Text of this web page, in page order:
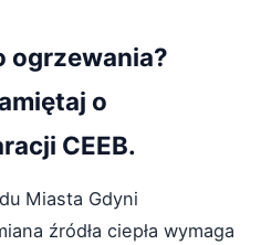
ogrzewania?
o
CEEB.
Miasta Gdyni
źródła ciepła wymaga